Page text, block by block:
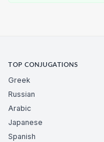
TOP CONJUGATIONS
Greek
Russian
Arabic
Japanese
Spanish